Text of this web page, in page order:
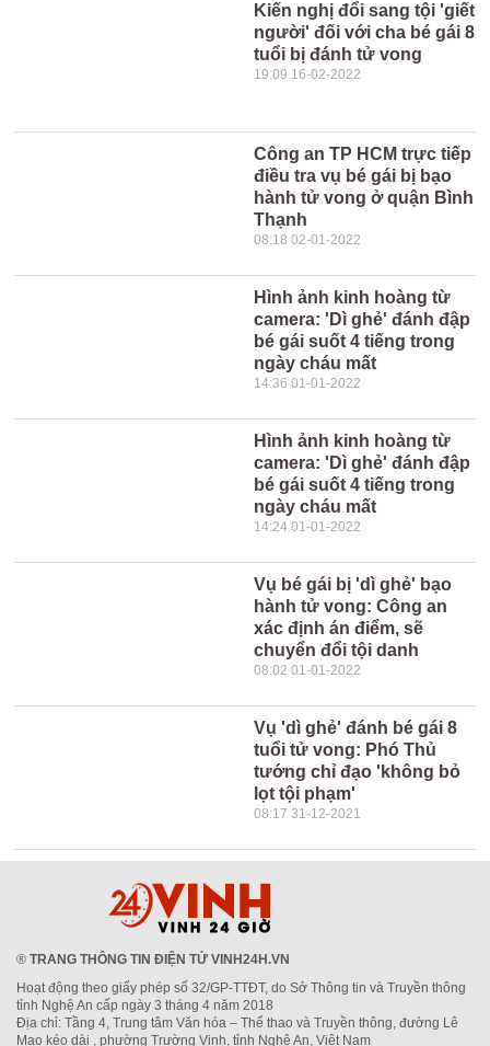
Kiến nghị đổi sang tội 'giết
người' đối với cha bé gái 8
tuổi bị đánh tử vong
19:09 16-02-2022
Công an TP HCM trực tiếp
điều tra vụ bé gái bị bạo
hành tử vong ở quận Bình
Thạnh
08:18 02-01-2022
Hình ảnh kinh hoàng từ
camera: 'Dì ghẻ' đánh đập
bé gái suốt 4 tiếng trong
ngày cháu mất
14:36 01-01-2022
Hình ảnh kinh hoàng từ
camera: 'Dì ghẻ' đánh đập
bé gái suốt 4 tiếng trong
ngày cháu mất
14:24 01-01-2022
Vụ bé gái bị 'dì ghẻ' bạo
hành tử vong: Công an
xác định án điểm, sẽ
chuyển đổi tội danh
08:02 01-01-2022
Vụ 'dì ghẻ' đánh bé gái 8
tuổi tử vong: Phó Thủ
tướng chỉ đạo 'không bỏ
lọt tội phạm'
08:17 31-12-2021
® TRANG THÔNG TIN ĐIỆN TỬ VINH24H.VN
Hoạt động theo giấy phép số 32/GP-TTĐT, do Sở Thông tin và Truyền thông
tỉnh Nghệ An cấp ngày 3 tháng 4 năm 2018
Địa chỉ: Tầng 4, Trung tâm Văn hóa – Thể thao và Truyền thông, đường Lê
Mao kéo dài , phường Trường Vinh, tỉnh Nghệ An, Việt Nam